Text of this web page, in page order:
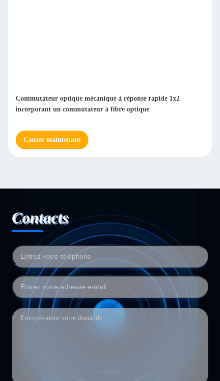
Commutateur optique mécanique à réponse rapide 1x2
incorporant un commutateur à fibre optique
Causez maintenant
Contacts